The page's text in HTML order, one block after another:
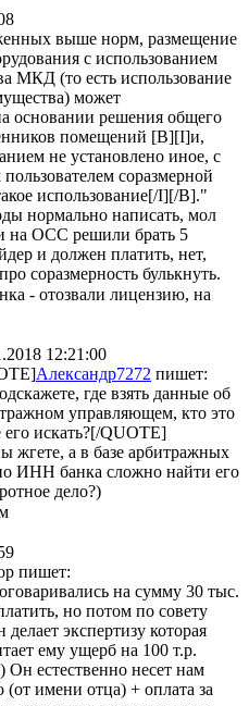
выше норм, размещение
с использованием
МКД (то есть использование
может
основании решения общего
помещений [B][I]и,
не установлено иное, с
соразмерной
использование[/I][/B]."
нормально написать, мол
на ОСС решили брать 5
и должен платить, нет,
соразмерность булькнуть.
- отозвали лицензию, на
12:21:00
Александр7272 пишет:
где взять данные об
управляющем, кто это
его искать?[/QUOTE]
жгете, а в базе арбитражных
ИНН банка сложно найти его
дело?)
пишет:
на сумму 30 тыс.
но потом по совету
экспертизу которая
ему ущерб на 100 т.р.
Он естественно несет нам
имени отца) + оплата за